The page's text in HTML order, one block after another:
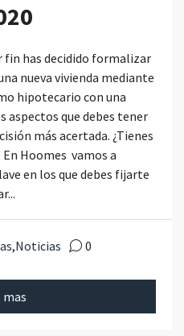
fin has decidido formalizar
nueva vivienda mediante
hipotecario con una
aspectos que debes tener
más acertada. ¿Tienes
Hoomes vamos a
en los que debes fijarte
,Noticias 0
mas